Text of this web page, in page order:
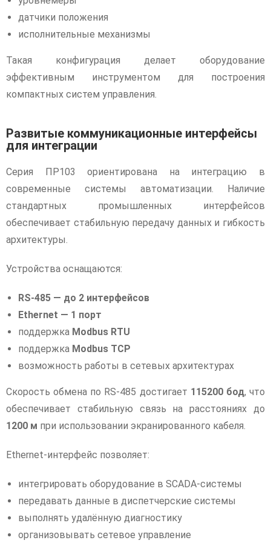
датчики положения
исполнительные механизмы
Такая конфигурация делает оборудование
эффективным инструментом для построения
компактных систем управления.
Развитые коммуникационные интерфейсы
для интеграции
Серия ПР103 ориентирована на интеграцию в
современные системы автоматизации. Наличие
стандартных промышленных интерфейсов
обеспечивает стабильную передачу данных и гибкость
архитектуры.
Устройства оснащаются:
RS-485 — до 2 интерфейсов
Ethernet — 1 порт
поддержка Modbus RTU
поддержка Modbus TCP
возможность работы в сетевых архитектурах
Скорость обмена по RS-485 достигает 115200 бод, что
обеспечивает стабильную связь на расстояниях до
1200 м при использовании экранированного кабеля.
Ethernet-интерфейс позволяет:
интегрировать оборудование в SCADA-системы
передавать данные в диспетчерские системы
выполнять удалённую диагностику
организовывать сетевое управление